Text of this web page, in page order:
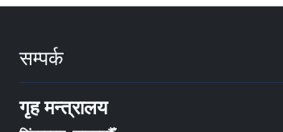
सम्पर्क
गृह मन्त्रालय